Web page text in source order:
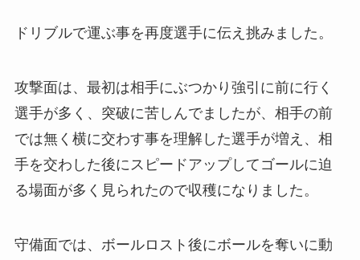
ドリブルで運ぶ事を再度選手に伝え挑みました。
攻撃面は、最初は相手にぶつかり強引に前に行く
選手が多く、突破に苦しんでましたが、相手の前
では無く横に交わす事を理解した選手が増え、相
手を交わした後にスピードアップしてゴールに迫
る場面が多く見られたので収穫になりました。
守備面では、ボールロスト後にボールを奪いに動